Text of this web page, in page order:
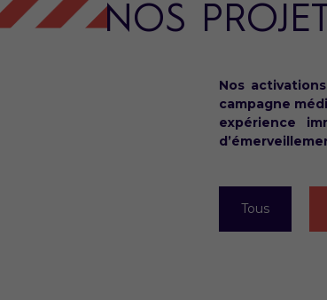
NOS
Nos
campagne
expérience
Tous